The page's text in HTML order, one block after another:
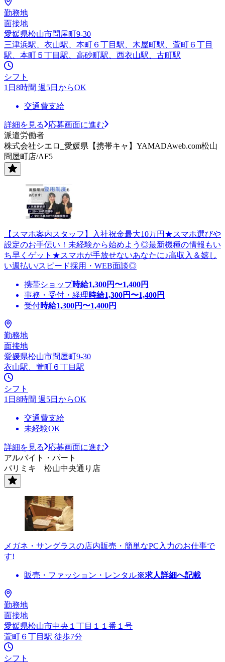
勤務地
面接地
愛媛県松山市問屋町9-30
三津浜駅、衣山駅、本町６丁目駅、木屋町駅、萱町６丁目
駅、本町５丁目駅、高砂町駅、西衣山駅、古町駅
シフト
1日8時間 週5日からOK
交通費支給
詳細を見る
応募画面に進む
派遣労働者
株式会社シエロ_愛媛県【携帯キャ】YAMADAweb.com松山
問屋町店/AF5
【スマホ案内スタッフ】入社祝金最大10万円★スマホ選びや
設定のお手伝い！未経験から始めよう◎最新機種の情報もい
ち早くゲット★スマホが手放せないあなたに♪高収入＆嬉し
い週払い/スピード採用・WEB面談◎
携帯ショップ時給1,300円〜1,400円
事務・受付・経理時給1,300円〜1,400円
受付時給1,300円〜1,400円
勤務地
面接地
愛媛県松山市問屋町9-30
衣山駅、萱町６丁目駅
シフト
1日8時間 週5日からOK
交通費支給
未経験OK
詳細を見る
応募画面に進む
アルバイト・パート
パリミキ 松山中央通り店
メガネ・サングラスの店内販売・簡単なPC入力のお仕事で
す!
販売・ファッション・レンタル※求人詳細へ記載
勤務地
面接地
愛媛県松山市中央１丁目１１番１号
萱町６丁目駅 徒歩7分
シフト